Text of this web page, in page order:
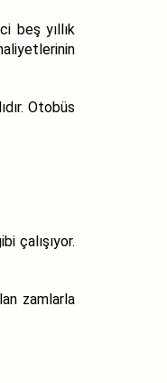
beş yıllık
Otobüs
çalışıyor.
zamlarla